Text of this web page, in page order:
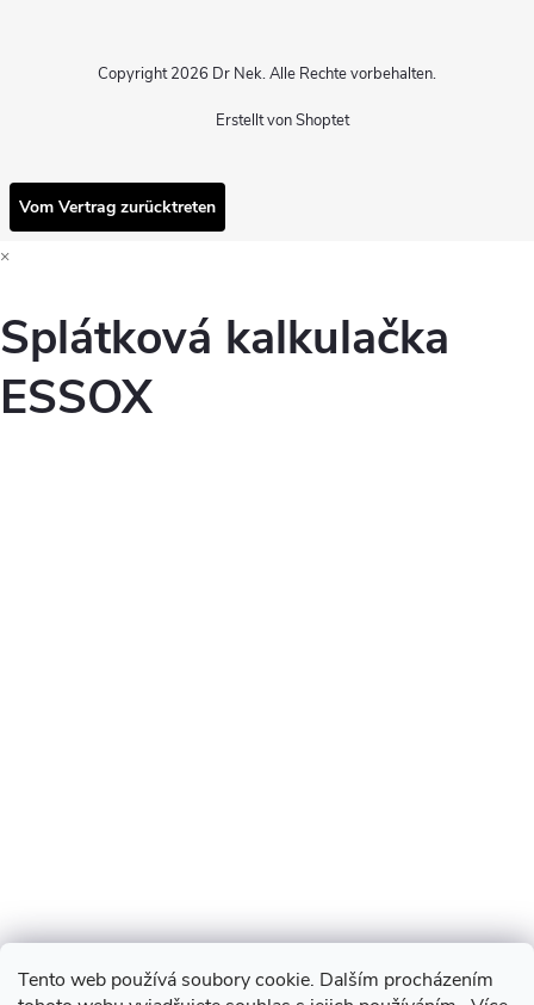
Tento web používá soubory cookie. Dalším procházením
Erstellt von Shoptet
Copyright 2026 Dr Nek. Alle Rechte vorbehalten.
Vom Vertrag zurücktreten
×
Splátková kalkulačka
ESSOX